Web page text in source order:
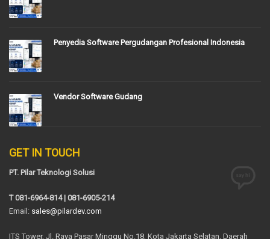
Penyedia Software Pergudangan Profesional Indonesia
Vendor Software Gudang
GET IN TOUCH
PT. Pilar Teknologi Solusi
T 081-6964-814 | 081-6905-214
Email: sales@pilardev.com
ITS Tower, Jl. Raya Pasar Minggu No.18, Kota Jakarta Selatan, Daerah